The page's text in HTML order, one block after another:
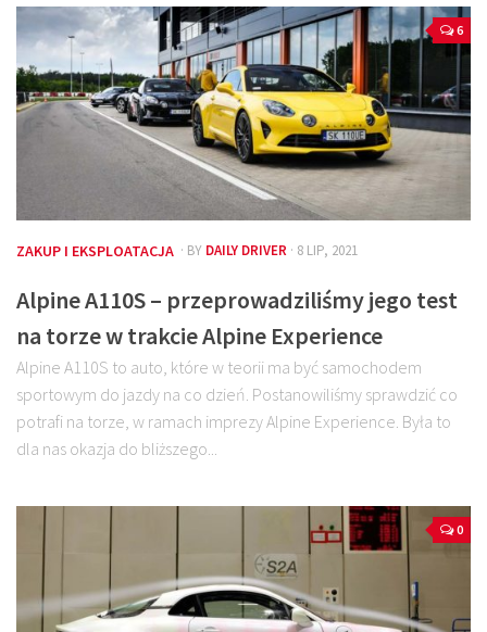
6
ZAKUP I EKSPLOATACJA · BY DAILY DRIVER · 8 LIP, 2021
Alpine A110S – przeprowadziliśmy jego test
na torze w trakcie Alpine Experience
Alpine A110S to auto, które w teorii ma być samochodem
sportowym do jazdy na co dzień. Postanowiliśmy sprawdzić co
potrafi na torze, w ramach imprezy Alpine Experience. Była to
dla nas okazja do bliższego...
0